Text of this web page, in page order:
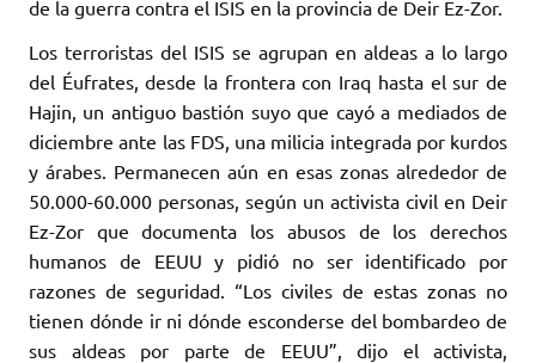
de la guerra contra el ISIS en la provincia de Deir Ez-Zor.
Los terroristas del ISIS se agrupan en aldeas a lo largo
del Éufrates, desde la frontera con Iraq hasta el sur de
Hajin, un antiguo bastión suyo que cayó a mediados de
diciembre ante las FDS, una milicia integrada por kurdos
y árabes. Permanecen aún en esas zonas alrededor de
50.000-60.000 personas, según un activista civil en Deir
Ez-Zor que documenta los abusos de los derechos
humanos de EEUU y pidió no ser identificado por
razones de seguridad. “Los civiles de estas zonas no
tienen dónde ir ni dónde esconderse del bombardeo de
sus aldeas por parte de EEUU”, dijo el activista,